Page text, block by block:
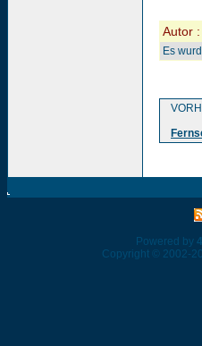
Autor :
Es
Powered by
Copyright © 2002-